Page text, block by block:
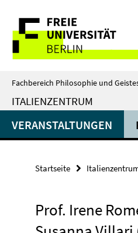
direkt
Inhalt
Service-
Navigation
Fachbereich Philosophie und
ITALIENZENTRUM
VERANSTALTUNGEN
Startseite
Prof. Irene